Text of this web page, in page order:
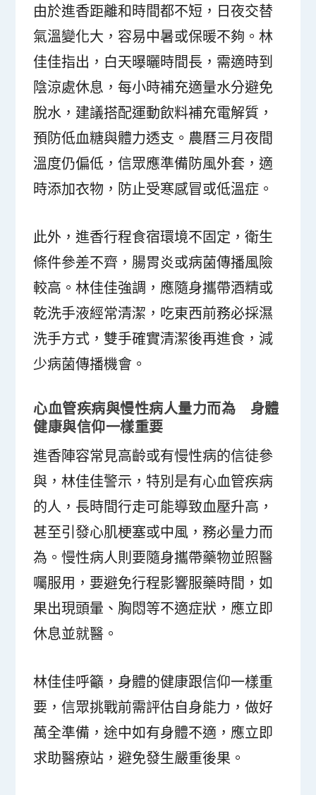
由於進香距離和時間都不短，日夜交替
氣溫變化大，容易中暑或保暖不夠。林
佳佳指出，白天曝曬時間長，需適時到
陰涼處休息，每小時補充適量水分避免
脫水，建議搭配運動飲料補充電解質，
預防低血糖與體力透支。農曆三月夜間
溫度仍偏低，信眾應準備防風外套，適
時添加衣物，防止受寒感冒或低溫症。
此外，進香行程食宿環境不固定，衛生
條件參差不齊，腸胃炎或病菌傳播風險
較高。林佳佳強調，應隨身攜帶酒精或
乾洗手液經常清潔，吃東西前務必採濕
洗手方式，雙手確實清潔後再進食，減
少病菌傳播機會。
心血管疾病與慢性病人量力而為 身體
健康與信仰一樣重要
進香陣容常見高齡或有慢性病的信徒參
與，林佳佳警示，特別是有心血管疾病
的人，長時間行走可能導致血壓升高，
甚至引發心肌梗塞或中風，務必量力而
為。慢性病人則要隨身攜帶藥物並照醫
囑服用，要避免行程影響服藥時間，如
果出現頭暈、胸悶等不適症狀，應立即
休息並就醫。
林佳佳呼籲，身體的健康跟信仰一樣重
要，信眾挑戰前需評估自身能力，做好
萬全準備，途中如有身體不適，應立即
求助醫療站，避免發生嚴重後果。